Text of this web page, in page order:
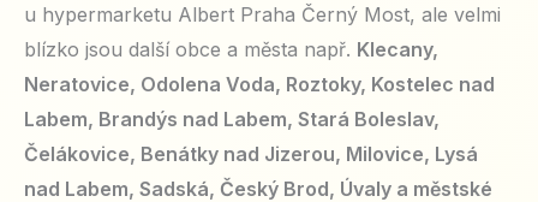
u hypermarketu Albert Praha Černý Most, ale velmi
blízko jsou další obce a města např. Klecany,
Neratovice, Odolena Voda, Roztoky, Kostelec nad
Labem, Brandýs nad Labem, Stará Boleslav,
Čelákovice, Benátky nad Jizerou, Milovice, Lysá
nad Labem, Sadská, Český Brod, Úvaly a městské